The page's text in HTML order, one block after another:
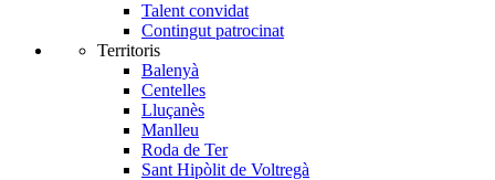
Talent convidat
Contingut patrocinat
Territoris
Balenyà
Centelles
Lluçanès
Manlleu
Roda de Ter
Sant Hipòlit de Voltregà